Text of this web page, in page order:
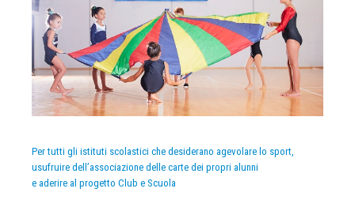
Per tutti gli istituti scolastici che desiderano agevolare lo sport,
usufruire dell’associazione delle carte dei propri alunni
e aderire al progetto Club e Scuola